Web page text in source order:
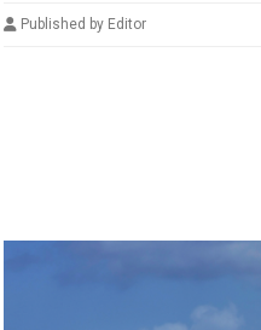
Published by Editor